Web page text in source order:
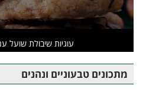
עוגיות שיבולת שועל
מתכונים טבעוניים ונהנים